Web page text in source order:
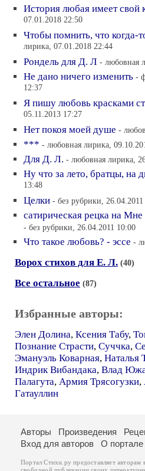
История любая имеет свой
07.01.2018 22:50
Чтобы помнить, что когда-
лирика, 07.01.2018 22:44
Рондель для Д. Л - любовная
Не дано ничего изменить -
12:37
Я пишу любовь красками
05.11.2013 17:27
Нет покоя моей душе -
*** - любовная лирика,
Для Д. Л. - любовная лирика,
Ну что за лето, братцы, на
13:48
Целки - без рубрики, 26.04.2011
сатирическая рецка на
- без рубрики, 26.04.2011 10:00
Что такое любовь? - эссе -
Ворох стихов для Е. Л. (40)
Все остальное (87)
Избранные авторы:
Элен Долина, Ксения Табу,
Познание Страсти, Суччка,
Эмануэль Коварная, Наталья
Индрик Вибандака, Влад
Палагута, Армия Трясогузки,
Гатауллин
Авторы Произведения
Вход для авторов
О портале
Портал Стихи.ру предоставляет авторам